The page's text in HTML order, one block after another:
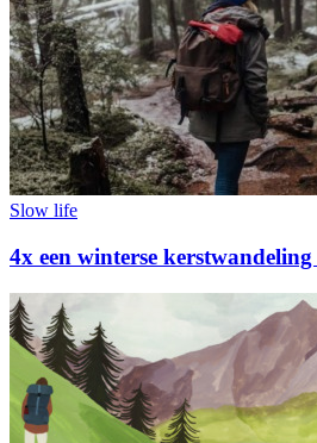
Slow life
4x een winterse